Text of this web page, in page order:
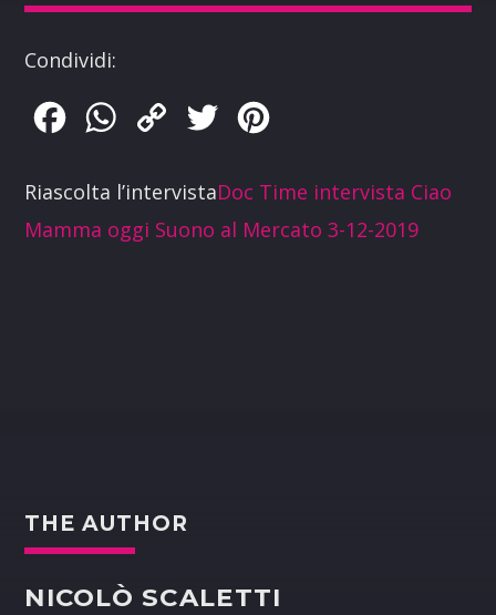
Condividi:
FacebookWhatsApp
Copy
Twitter
Riascolta l’intervistaDoc Time intervista Ciao
Mamma oggi Suono al Mercato 3-12-2019
THE AUTHOR
NICOLÒ SCALETTI